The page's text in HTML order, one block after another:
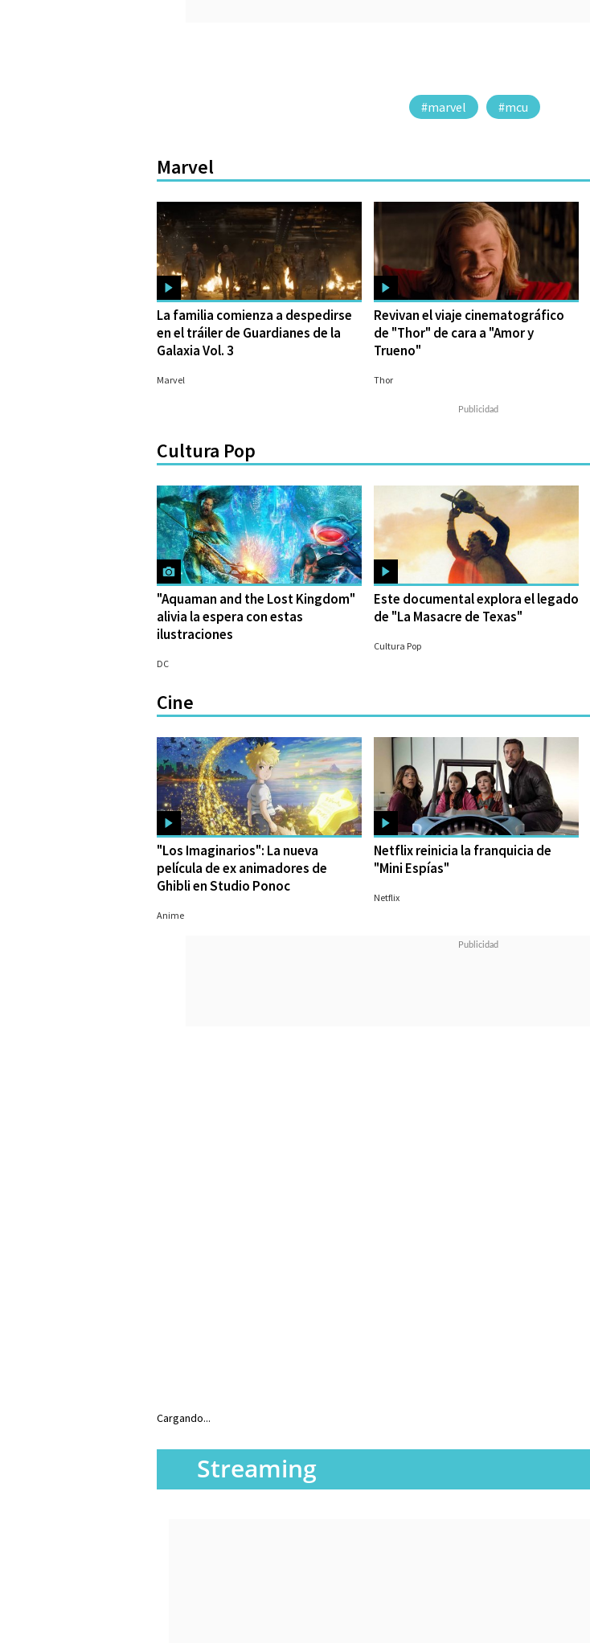
#marvel #mcu
Marvel
La familia comienza a despedirse
en el tráiler de Guardianes de la
Galaxia Vol. 3
Marvel
Revivan el viaje cinematográfico
de "Thor" de cara a "Amor y
Trueno"
Thor
Cultura Pop
"Aquaman and the Lost Kingdom"
alivia la espera con estas
ilustraciones
DC
Este documental explora el legado
de "La Masacre de Texas"
Cultura Pop
Cine
"Los Imaginarios": La nueva
película de ex animadores de
Ghibli en Studio Ponoc
Anime
Netflix reinicia la franquicia de
"Mini Espías"
Netflix
Cargando...
Streaming